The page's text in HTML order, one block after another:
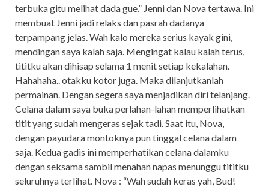
terbuka gitu melihat dada gue.” Jenni dan Nova tertawa. Ini
membuat Jenni jadi relaks dan pasrah dadanya
terpampang jelas. Wah kalo mereka serius kayak gini,
mendingan saya kalah saja. Mengingat kalau kalah terus,
tititku akan dihisap selama 1 menit setiap kekalahan.
Hahahaha.. otakku kotor juga. Maka dilanjutkanlah
permainan. Dengan segera saya menjadikan diri telanjang.
Celana dalam saya buka perlahan-lahan memperlihatkan
titit yang sudah mengeras sejak tadi. Saat itu, Nova,
dengan payudara montoknya pun tinggal celana dalam
saja. Kedua gadis ini memperhatikan celana dalamku
dengan seksama sambil menahan napas menunggu tititku
seluruhnya terlihat. Nova : “Wah sudah keras yah, Bud!